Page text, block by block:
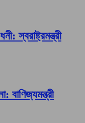
স্বরাষ্ট্রমন্ত্রী
বাণিজ্যমন্ত্রী